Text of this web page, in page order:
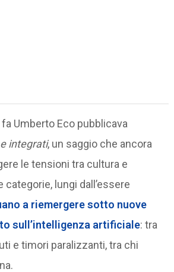
fa Umberto Eco pubblicava
integrati, un saggio che ancora
le tensioni tra cultura e
categorie, lungi dall’essere
a riemergere sotto nuove
sull’intelligenza artificiale: tra
e timori paralizzanti, tra chi